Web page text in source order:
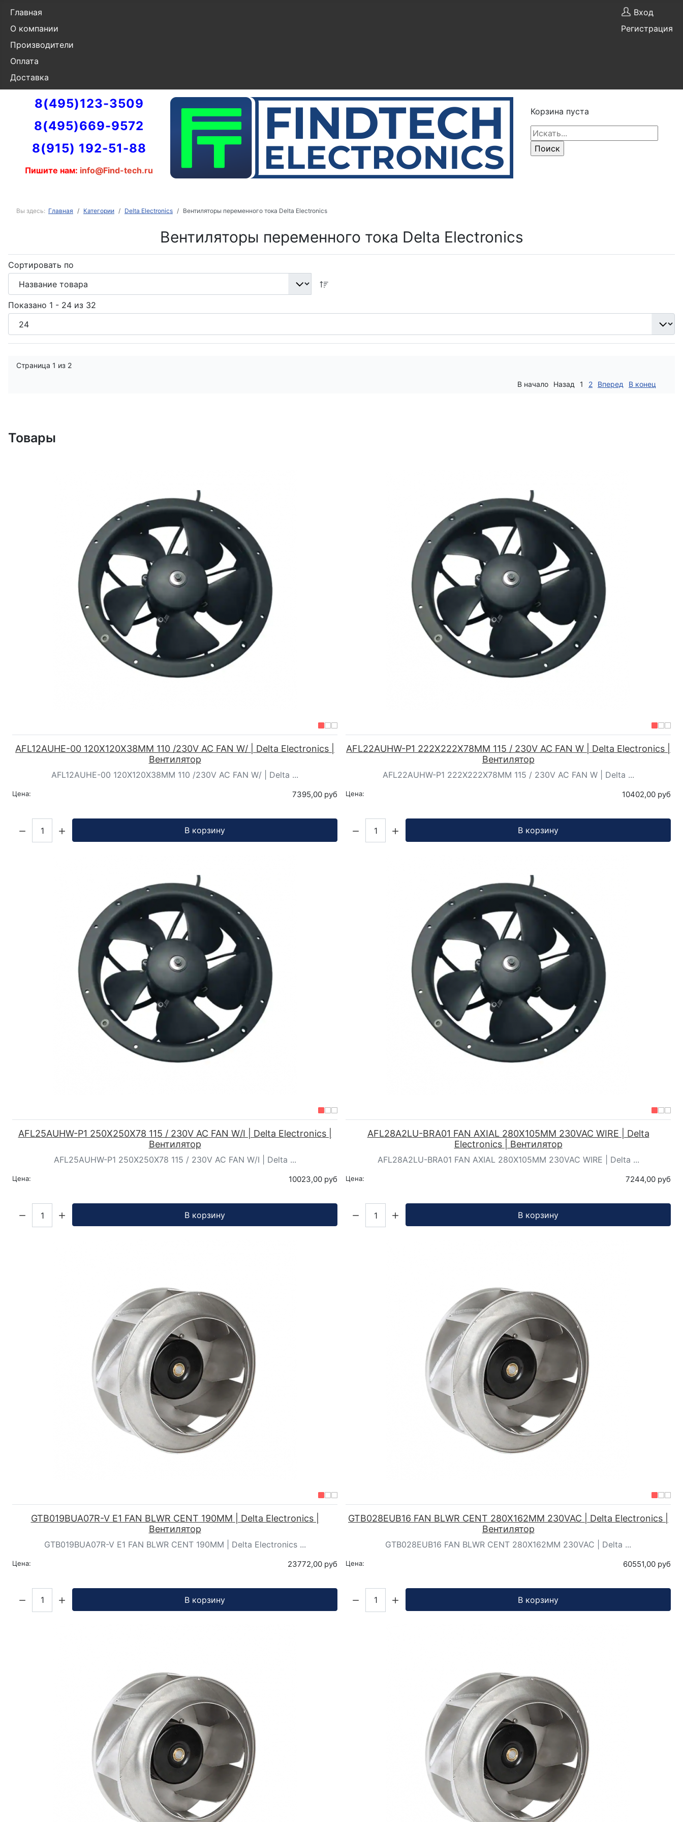
Главная
О компании
Производители
Оплата
Доставка
Вход
Регистрация
8(495)123-3509
8(495)669-9572
8(915) 192-51-88
Пишите нам: info@Find-tech.ru
Корзина пуста
Вы здесь: Главная Категории Delta Electronics Вентиляторы переменного тока Delta Electronics
Вентиляторы переменного тока Delta Electronics
Сортировать по
Показано 1 - 24 из 32
Страница 1 из 2
В начало Назад 1 2 Вперед В конец
Товары
AFL12AUHE-00 120X120X38MM 110 /230V AC FAN W/ | Delta Electronics |
Вентилятор
AFL12AUHE-00 120X120X38MM 110 /230V AC FAN W/ | Delta ...
Цена: 7395,00 руб
В корзину
AFL22AUHW-P1 222X222X78MM 115 / 230V AC FAN W | Delta Electronics |
Вентилятор
AFL22AUHW-P1 222X222X78MM 115 / 230V AC FAN W | Delta ...
Цена: 10402,00 руб
В корзину
AFL25AUHW-P1 250X250X78 115 / 230V AC FAN W/I | Delta Electronics |
Вентилятор
AFL25AUHW-P1 250X250X78 115 / 230V AC FAN W/I | Delta ...
Цена: 10023,00 руб
В корзину
AFL28A2LU-BRA01 FAN AXIAL 280X105MM 230VAC WIRE | Delta
Electronics | Вентилятор
AFL28A2LU-BRA01 FAN AXIAL 280X105MM 230VAC WIRE | Delta ...
Цена: 7244,00 руб
В корзину
GTB019BUA07R-V E1 FAN BLWR CENT 190MM | Delta Electronics |
Вентилятор
GTB019BUA07R-V E1 FAN BLWR CENT 190MM | Delta Electronics ...
Цена: 23772,00 руб
В корзину
GTB028EUB16 FAN BLWR CENT 280X162MM 230VAC | Delta Electronics |
Вентилятор
GTB028EUB16 FAN BLWR CENT 280X162MM 230VAC | Delta ...
Цена: 60551,00 руб
В корзину